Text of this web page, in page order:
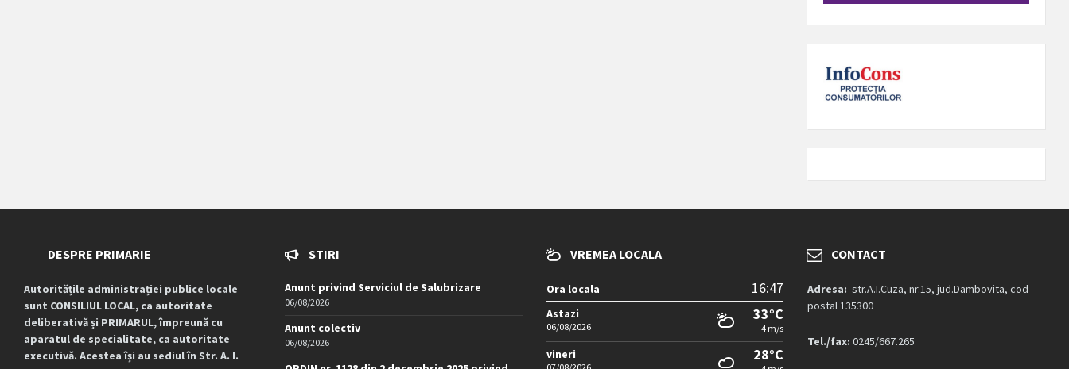
DESPRE PRIMARIE
Autoritățile administrației publice locale
sunt CONSILIUL LOCAL, ca autoritate
deliberativă și PRIMARUL, împreună cu
aparatul de specialitate, ca autoritate
executivă. Acestea își au sediul în Str. A. I.
STIRI
Anunt privind Serviciul de Salubrizare
06/08/2026
Anunt colectiv
06/08/2026
VREMEA LOCALA
Ora locala 16:47
Astazi
06/08/2026
33°C
4 m/s
vineri 28°C
CONTACT
Adresa: str.A.I.Cuza, nr.15, jud.Dambovita, cod
postal 135300
Tel./fax: 0245/667.265